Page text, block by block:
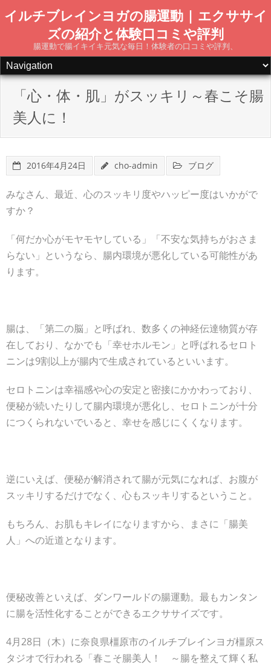
Skip
content
イルチブレインヨガの腸運動 | エクササイ
ズの紹介と体験口コミや評判
腸運動で腸イキイキ元気な毎日！体験者の口コミや評判、
「心・体・肌」がスッキリ～春こそ腸
美人に！
2016年4月24日 cho-admin ブログ
みなさん、最近、心のスッキリ度やハッピー度はいかがで
すか？
「何だか心がモヤモヤしている」「不安な気持ちがおさま
らない」というなら、腸内環境が悪化している可能性があ
ります。
腸は、「第二の脳」と呼ばれ、数多くの神経伝達物質が存
在しており、なかでも「幸せホルモン」と呼ばれるセロト
ニンは9割以上が腸内で生成されているといいます。
セロトニンは幸福感や心の安定と密接にかかわっており、
便秘が続いたりして腸内環境が悪化し、セロトニンが十分
につくられないでいると、幸せを感じにくくなります。
逆にいえば、便秘が解消されて腸が元気になれば、お腹が
スッキリするだけでなく、心もスッキリするということ。
もちろん、お肌もキレイになりますから、まさに「腸美
人」への近道となります。
便秘改善といえば、ダンワールドの腸運動。最もカンタン
に腸を活性化することができるエクササイズです。
4月28日（木）に奈良県橿原市のイルチブレインヨガ橿原ス
タジオで行われる「春こそ腸美人！ ～腸を整えて輝く私